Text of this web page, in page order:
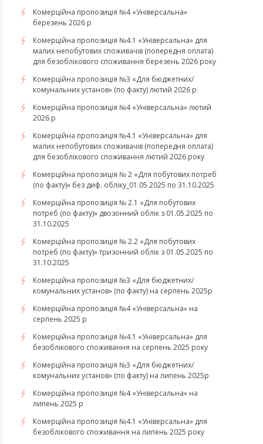
Комерційна пропозиція №4 «Універсальна»
березень 2026 р
Комерційна пропозиція №4.1 «Універсальна» для
малих непобутових споживачів (попередня оплата)
для безоблікового споживання березень 2026 року
Комерційна пропозиція №3 «Для бюджетних/
комунальних установ» (по факту) лютий 2026 р
Комерційна пропозиція №4 «Універсальна» лютий
2026 р
Комерційна пропозиція №4.1 «Універсальна» для
малих непобутових споживачів (попередня оплата)
для безоблікового споживання лютий 2026 року
Комерційна пропозиція № 2 «Для побутових потреб
(по факту)» без диф. обліку_01.05.2025 по 31.10.2025
Комерційна пропозиція № 2.1 «Для побутових
потреб (по факту)» двозонний облік з 01.05.2025 по
31.10.2025
Комерційна пропозиція № 2.2 «Для побутових
потреб (по факту)» тризонний облік з 01.05.2025 по
31.10.2025
Комерційна пропозиція №3 «Для бюджетних/
комунальних установ» (по факту) на серпень 2025р
Комерційна пропозиція №4 «Універсальна» на
серпень 2025 р
Комерційна пропозиція №4.1 «Універсальна» для
безоблікового споживання на серпень 2025 року
Комерційна пропозиція №3 «Для бюджетних/
комунальних установ» (по факту) на липень 2025р
Комерційна пропозиція №4 «Універсальна» на
липень 2025 р
Комерційна пропозиція №4.1 «Універсальна» для
безоблікового споживання на липень 2025 року